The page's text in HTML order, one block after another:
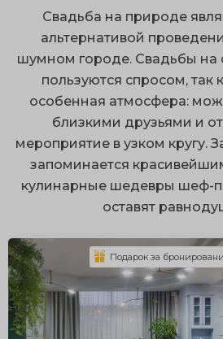
Свадьба на природе
альтернативой
шумном городе. Свадьбы на
пользуются спросом, так
особенная атмосфера:
близкими друзьями и
мероприятие в узком кругу.
запоминается
кулинарные шедевры шеф-
оставят
Подарок за